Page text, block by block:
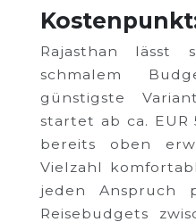
Rajasthan
schmalem
günstigste
startet ab ca. EUR
bereits oben
Vielzahl
jeden Anspruch
Reisebudgets